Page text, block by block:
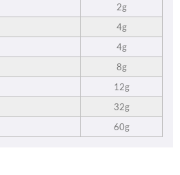
2g
4g
4g
8g
12g
32g
60g